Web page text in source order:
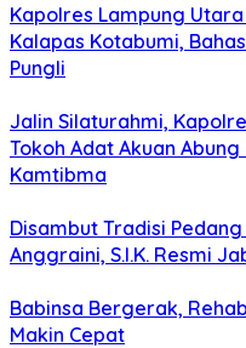
Kapolres Lampung
Kalapas Kotabumi,
Pungli
Jalin Silaturahmi,
Tokoh Adat Akuan
Kamtibma
Disambut Tradisi Pedang
Anggraini, S.I.K. Resmi
Babinsa Bergerak,
Makin Cepat